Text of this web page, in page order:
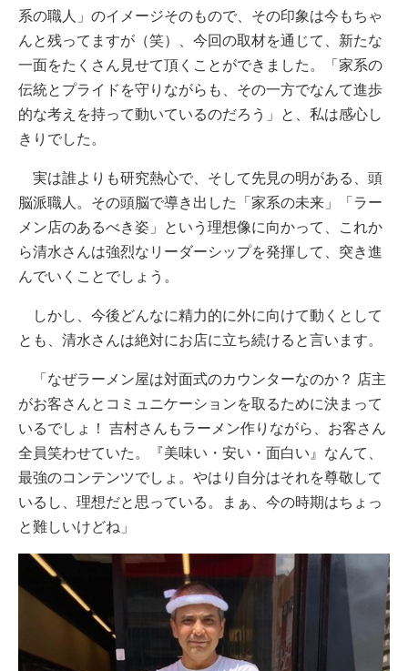
系の職人」のイメージそのもので、その印象は今もちゃ
んと残ってますが（笑）、今回の取材を通じて、新たな
一面をたくさん見せて頂くことができました。「家系の
伝統とプライドを守りながらも、その一方でなんて進歩
的な考えを持って動いているのだろう」と、私は感心し
きりでした。
実は誰よりも研究熱心で、そして先見の明がある、頭
脳派職人。その頭脳で導き出した「家系の未来」「ラー
メン店のあるべき姿」という理想像に向かって、これか
ら清水さんは強烈なリーダーシップを発揮して、突き進
んでいくことでしょう。
しかし、今後どんなに精力的に外に向けて動くとして
とも、清水さんは絶対にお店に立ち続けると言います。
「なぜラーメン屋は対面式のカウンターなのか？ 店主
がお客さんとコミュニケーションを取るために決まって
いるでしょ！ 吉村さんもラーメン作りながら、お客さん
全員笑わせていた。『美味い・安い・面白い』なんて、
最強のコンテンツでしょ。やはり自分はそれを尊敬して
いるし、理想だと思っている。まぁ、今の時期はちょっ
と難しいけどね」